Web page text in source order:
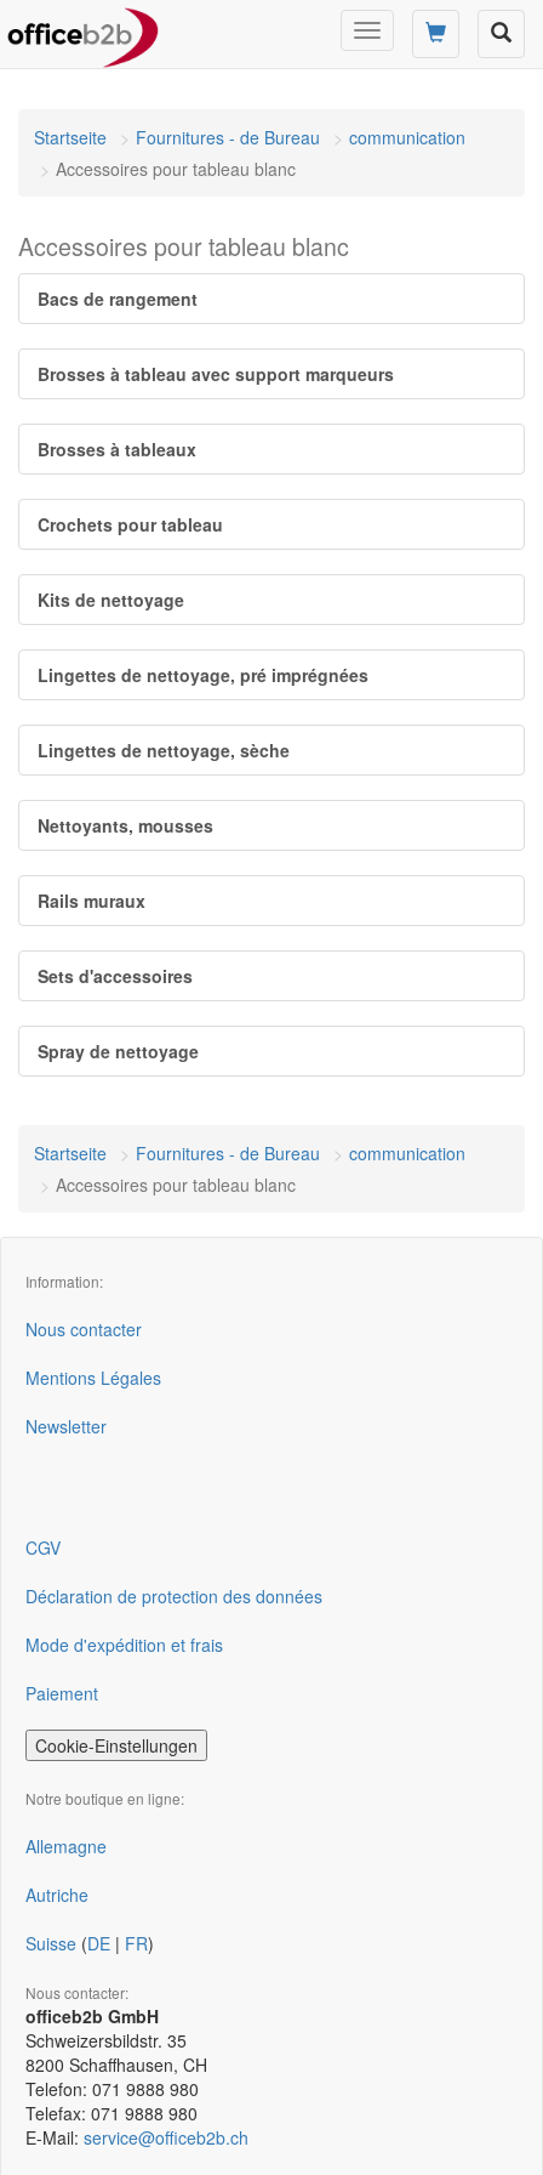
Changer
mode
Startseite
Fournitures - de Bureau
communication
Accessoires pour tableau blanc
Accessoires pour tableau blanc
Bacs de rangement
Brosses à tableau avec support marqueurs
Brosses à tableaux
Crochets pour tableau
Kits de nettoyage
Lingettes de nettoyage, pré imprégnées
Lingettes de nettoyage, sèche
Nettoyants, mousses
Rails muraux
Sets d'accessoires
Spray de nettoyage
Startseite Fournitures - de Bureau
communication
Accessoires pour tableau blanc
Information:
Nous contacter
Mentions Légales
Newsletter
CGV
Déclaration de protection des données
Mode d'expédition et frais
Paiement
Cookie-Einstellungen
Notre boutique en ligne:
Allemagne
Autriche
Suisse (DE | FR)
Nous contacter:
officeb2b GmbH
Schweizersbildstr. 35
8200 Schaffhausen, CH
Telefon: 071 9888 980
Telefax: 071 9888 980
E-Mail: service@officeb2b.ch